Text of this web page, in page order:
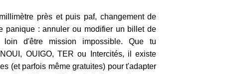
près et puis paf, changement de
panique : annuler ou modifier un billet de
loin d'être mission impossible. Que tu
OUIGO, TER ou Intercités, il existe
(et parfois même gratuites) pour t'adapter